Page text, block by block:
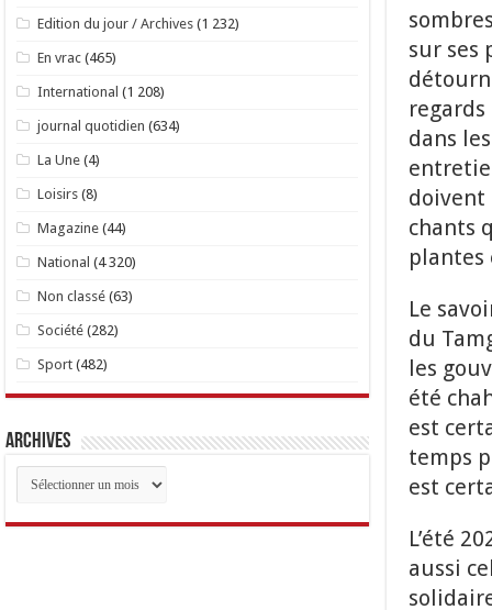
sur ses
dans
doivent
chants
plantes
Le
du
les
été
est
temps
est
L’été
aussi
Edition du jour / Archives (1 232)
En vrac (465)
International (1 208)
journal quotidien (634)
La Une (4)
Loisirs (8)
Magazine (44)
National (4 320)
Non classé (63)
Société (282)
Sport (482)
Archives
Archives